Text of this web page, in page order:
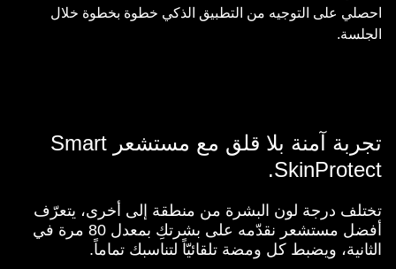
احصلي على التوجيه من التطبيق الذكي خطوة بخطوة خلال
الجلسة.
تجربة آمنة بلا قلق مع مستشعر Smart
SkinProtect.
تختلف درجة لون البشرة من منطقة إلى أخرى، يتعرّف
أفضل مستشعر نقدّمه على بشرتكِ بمعدل 80 مرة في
الثانية، ويضبط كل ومضة تلقائيّاً لتناسبك تماماً.